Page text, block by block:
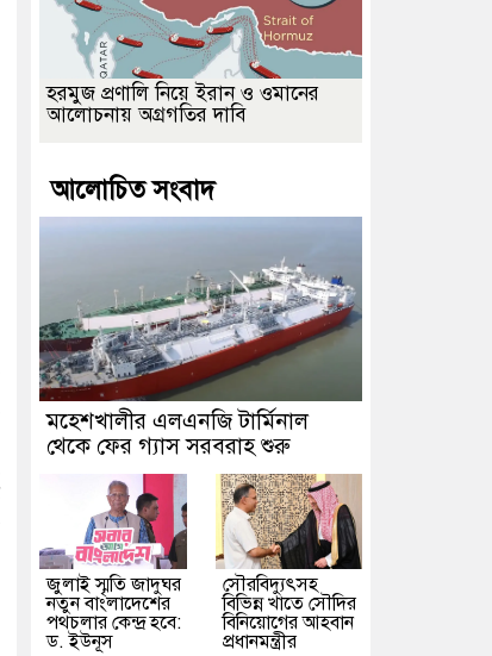
হরমুজ প্রণালি নিয়ে ইরান ও ওমানের
আলোচনায় অগ্রগতির দাবি
আলোচিত সংবাদ
মহেশখালীর এলএনজি টার্মিনাল
থেকে ফের গ্যাস সরবরাহ শুরু
জুলাই স্মৃতি জাদুঘর
নতুন বাংলাদেশের
পথচলার কেন্দ্র হবে:
ড. ইউনূস
সৌরবিদ্যুৎসহ
বিভিন্ন খাতে সৌদির
বিনিয়োগের আহবান
প্রধানমন্ত্রীর